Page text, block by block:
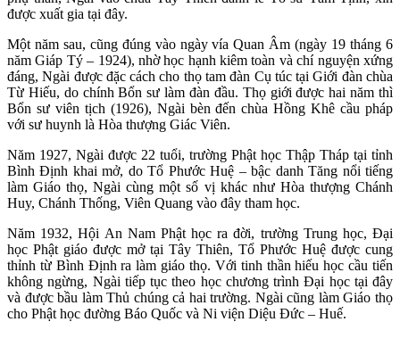
được xuất gia tại đây.
Một năm sau, cũng đúng vào ngày vía Quan Âm (ngày 19 tháng 6
năm Giáp Tý – 1924), nhờ học hạnh kiêm toàn và chí nguyện xứng
đáng, Ngài được đặc cách cho thọ tam đàn Cụ túc tại Giới đàn chùa
Từ Hiếu, do chính Bổn sư làm đàn đầu. Thọ giới được hai năm thì
Bổn sư viên tịch (1926), Ngài bèn đến chùa Hồng Khê cầu pháp
với sư huynh là Hòa thượng Giác Viên.
Năm 1927, Ngài được 22 tuổi, trường Phật học Thập Tháp tại tỉnh
Bình Định khai mở, do Tổ Phước Huệ – bậc danh Tăng nổi tiếng
làm Giáo thọ, Ngài cùng một số vị khác như Hòa thượng Chánh
Huy, Chánh Thống, Viên Quang vào đây tham học.
Năm 1932, Hội An Nam Phật học ra đời, trường Trung học, Đại
học Phật giáo được mở tại Tây Thiên, Tổ Phước Huệ được cung
thỉnh từ Bình Định ra làm giáo thọ. Với tinh thần hiếu học cầu tiến
không ngừng, Ngài tiếp tục theo học chương trình Đại học tại đây
và được bầu làm Thủ chúng cả hai trường. Ngài cũng làm Giáo thọ
cho Phật học đường Báo Quốc và Ni viện Diệu Đức – Huế.